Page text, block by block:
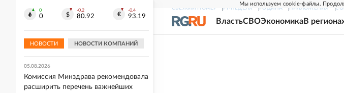
Мы используем cookie-файлы.
СВЕЖИЙ НОМЕР РГ-НЕДЕЛЯ РОДИНА ПРИЛОЖЕНИЯ
ВластьСВОЭкономикаВ
0
0
-0.2
80.92
-0.4
93.19
НОВОСТИ НОВОСТИ КОМПАНИЙ
05.08.2026
Киеву
05.08.2026
Комиссия Минздрава рекомендовала
расширить перечень важнейших